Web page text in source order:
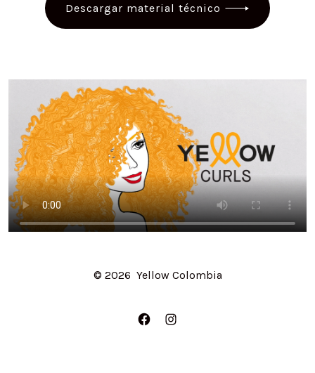
Descargar material técnico
AbrirAbrir
© 2026 Yellow Colombia